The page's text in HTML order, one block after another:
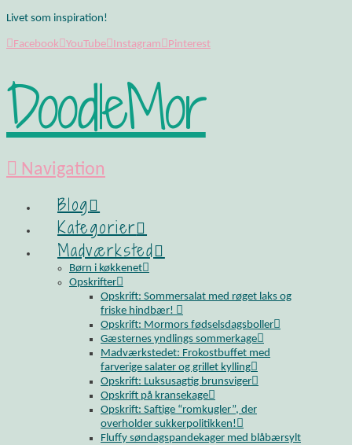
Livet som inspiration!
Facebook YouTube Instagram Pinterest
DoodleMor
Navigation
Blog
Kategorier
Madværksted
Børn i køkkenet
Opskrifter
Opskrift: Sommersalat med røget laks og
friske hindbær!
Opskrift: Mormors fødselsdagsboller
Gæsternes yndlings sommerkage
Madværkstedet: Frokostbuffet med
farverige salater og grillet kylling
Opskrift: Luksusagtig brunsviger
Opskrift på kransekage
Opskrift: Saftige “romkugler”, der
overholder sukkerpolitikken!
Fluffy søndagspandekager med blåbærsylt